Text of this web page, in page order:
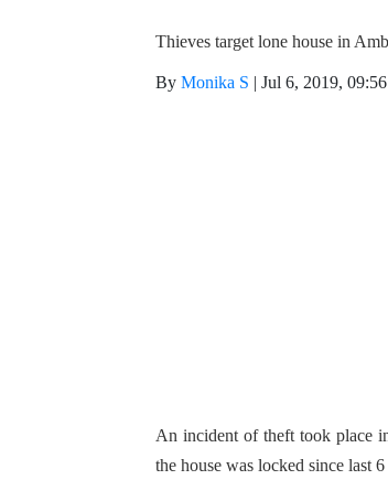
Thieves target lone house in
By Monika S | Jul 6, 2019,
An incident of theft took place
the house was locked since last 6